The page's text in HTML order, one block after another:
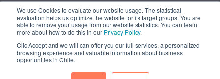
We use Cookies to evaluate our website usage. The statistical
evaluation helps us optimize the website for its target groups. You are
able to remove your usage from our website statistics. You can learn
more about how to do this in our Privacy Policy.
Clic Accept and we will can offer you our full services, a personalized
browsing experience and valuable information about business
opportunities in Chile.
2019 - 2022; 2024; 2025
CASO DE ÉXITO INTERNACIONAL 2021
Av. Libertador Bernardo O'Higgins 1449, Torre 7, Piso 15. Santiago, Chile.
Teléfono: (56-2) 2663 9211